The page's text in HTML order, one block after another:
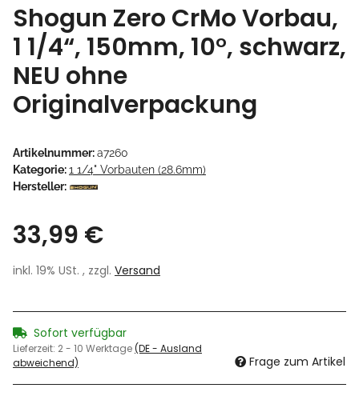
Shogun Zero CrMo Vorbau,
1 1/4“, 150mm, 10°, schwarz,
NEU ohne
Originalverpackung
Artikelnummer:a7260
Kategorie:1 1/4" Vorbauten (28.6mm)
Hersteller:
33,99 €
inkl. 19% USt. , zzgl. Versand
Sofort verfügbar
Lieferzeit: 2 - 10 Werktage(DE - Ausland
abweichend)
Frage zum Artikel